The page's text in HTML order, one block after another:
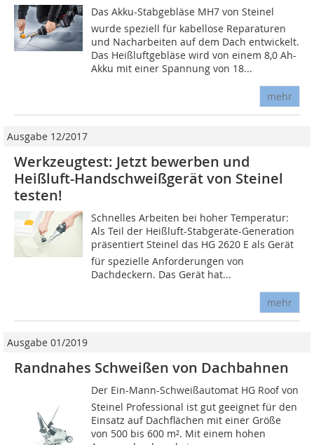
Das Akku-Stabgebläse MH7 von Steinel
wurde speziell für kabellose Reparaturen
und Nacharbeiten auf dem Dach entwickelt.
Das Heißluftgebläse wird von einem 8,0 Ah-
Akku mit einer Spannung von 18...
mehr
Ausgabe 12/2017
Werkzeugtest: Jetzt bewerben und
Heißluft-Handschweißgerät von Steinel
testen!
Schnelles Arbeiten bei hoher Temperatur:
Als Teil der Heißluft-Stabgeräte-Generation
präsentiert Steinel das HG 2620 E als Gerät
für spezielle Anforderungen von
Dachdeckern. Das Gerät hat...
mehr
Ausgabe 01/2019
Randnahes Schweißen von Dachbahnen
Der Ein-Mann-Schweißautomat HG Roof von
Steinel Professional ist gut geeignet für den
Einsatz auf Dachflächen mit einer Größe
von 500 bis 600 m². Mit einem hohen